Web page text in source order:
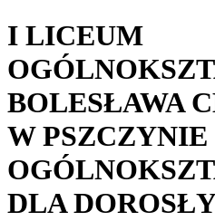
I LICEUM
BOLESŁAWA
W
DLA